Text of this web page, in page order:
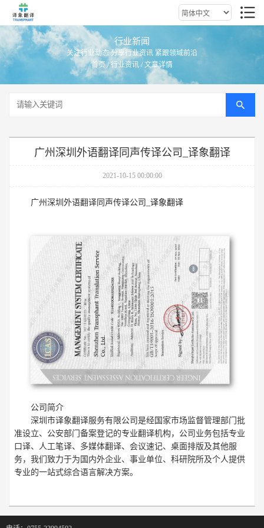
行业新闻
关注行业动态 分享行业资讯 紧跟领域前沿
首页/行业资讯 / 文章详情
广州深圳外语翻译同声传译公司_译象翻译
2021-10-15 00:00:00
广州深圳外语翻译同声传译公司_ 译象翻译
公司简介
深圳市译象翻译服务有限公司是经国家市场监督管理部门批
准设立、公安部门备案登记的专业翻译机构，公司业务包括专业
口译、人工笔译、多媒体翻译、会议速记、桌面排版及其他服
务，我们致力于为国内外企业、事业单位、科研院所及个人提供
专业的一站式综合语言解决方案。